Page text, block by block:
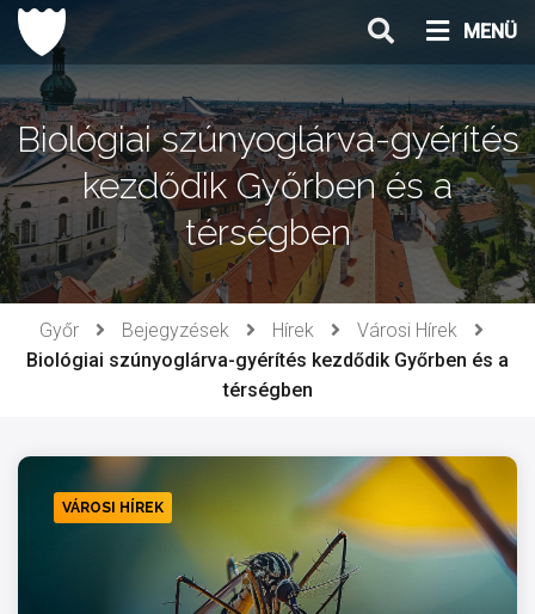
Ugrás
tartalomhoz
MENÜ
Biológiai szúnyoglárva-gyérítés
kezdődik Győrben és a
térségben
Győr Bejegyzések Hírek
Városi Hírek
Biológiai szúnyoglárva-gyérítés kezdődik Győrben és a
térségben
VÁROSI HÍREK